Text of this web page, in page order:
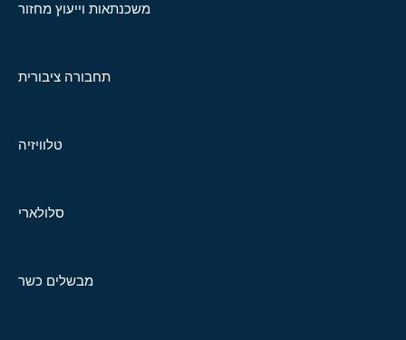
משכנתאות וייעוץ מחזור
תחבורה ציבורית
טלוויזיה
סלולארי
מבשלים כשר